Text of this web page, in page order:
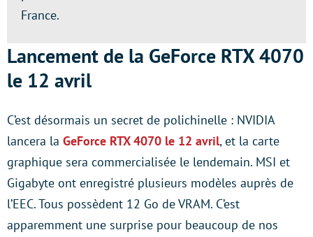
France.
Lancement de la GeForce RTX 4070
le 12 avril
C’est désormais un secret de polichinelle : NVIDIA
lancera la GeForce RTX 4070 le 12 avril, et la carte
graphique sera commercialisée le lendemain. MSI et
Gigabyte ont enregistré plusieurs modèles auprès de
l’EEC. Tous possèdent 12 Go de VRAM. C’est
apparemment une surprise pour beaucoup de nos